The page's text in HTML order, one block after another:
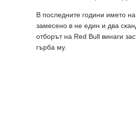
В последните години името
замесено в не един и два
отборът на Red Bull винаги
гърба му.